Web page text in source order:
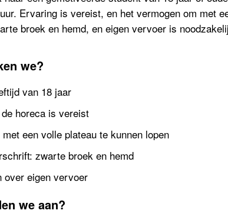
Ervaring is vereist, en het vermogen om met
broek en hemd, en eigen vervoer is
we?
van 18 jaar
horeca is vereist
een volle plateau te kunnen lopen
zwarte broek en hemd
over eigen vervoer
we aan?